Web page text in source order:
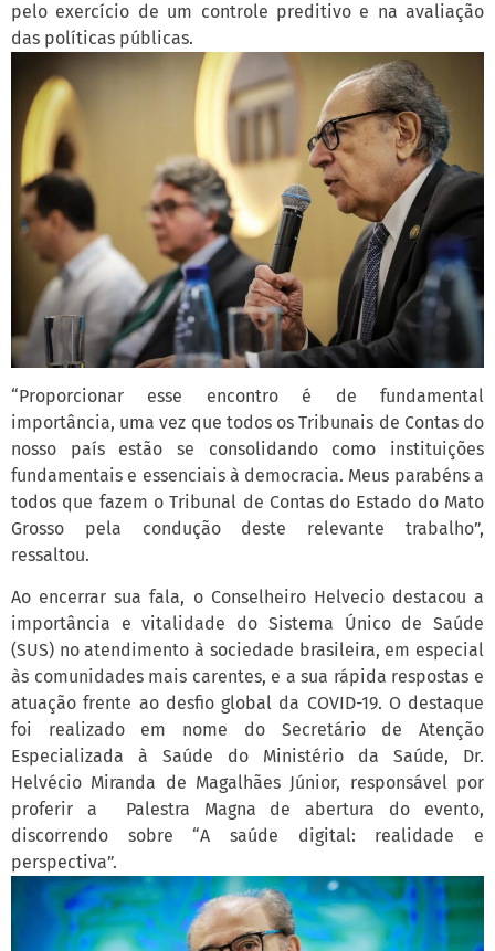
pelo exercício de um controle preditivo e na avaliação
das políticas públicas.
“Proporcionar esse encontro é de fundamental
importância, uma vez que todos os Tribunais de Contas do
nosso país estão se consolidando como instituições
fundamentais e essenciais à democracia. Meus parabéns a
todos que fazem o Tribunal de Contas do Estado do Mato
Grosso pela condução deste relevante trabalho”,
ressaltou.
Ao encerrar sua fala, o Conselheiro Helvecio destacou a
importância e vitalidade do Sistema Único de Saúde
(SUS) no atendimento à sociedade brasileira, em especial
às comunidades mais carentes, e a sua rápida respostas e
atuação frente ao desfio global da COVID-19. O destaque
foi realizado em nome do Secretário de Atenção
Especializada à Saúde do Ministério da Saúde, Dr.
Helvécio Miranda de Magalhães Júnior, responsável por
proferir a Palestra Magna de abertura do evento,
discorrendo sobre “A saúde digital: realidade e
perspectiva”.